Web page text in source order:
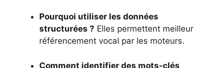
Pourquoi utiliser les données
structurées ? Elles permettent meilleur
référencement vocal par les moteurs.
Comment identifier des mots-clés